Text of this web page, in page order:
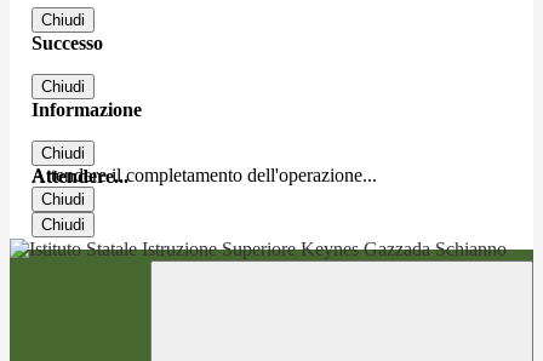
Chiudi
Successo
Chiudi
Informazione
Chiudi
Attendere...
Attendere il completamento dell'operazione...
Chiudi
Chiudi